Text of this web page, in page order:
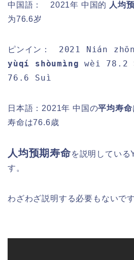
中国語： 2021年 中国的 人均
为76.6岁
ピンイン： 2021 Nián
yùqí shòumìng wèi 78.2
76.6 Suì
日本語：2021年 中国の平均寿命
寿命は76.6歳
人均预期寿命を説明している
す。
わざわざ説明する必要もないです